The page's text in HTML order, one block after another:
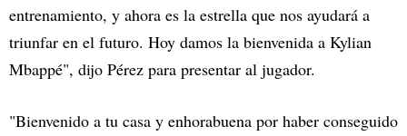
entrenamiento, y ahora es la estrella que nos ayudará a
triunfar en el futuro. Hoy damos la bienvenida a Kylian
Mbappé", dijo Pérez para presentar al jugador.
"Bienvenido a tu casa y enhorabuena por haber conseguido